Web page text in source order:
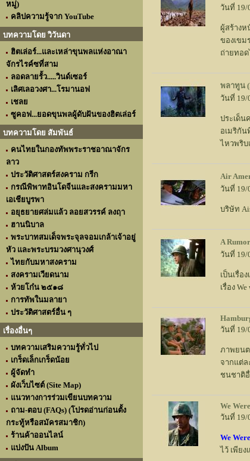
หมู่)
คลิปความรู้จาก YouTube
บทความโดย วิวันดา
ฮิตเล่อร์...และเหล่าขุนพลแห่งอาณา
จักรไรค์ซที่สาม
ลอดลายรั้ว.....วินด์เซอร์
เลิศเลอวงศา...โรมานอฟ
เชลย
ซูคอฟ...ยอดขุนพลผู้ดับฝันของฮิตเล่อร์
บทความโดย สัมพันธ์
คนไทยในกองทัพพระราชอาณาจักร
ลาว
ประวัติศาสตร์สงคราม กรีก
กรณีพิพาทอินโดจีนและสงครามมหา
เอเชียบูรพา
อยุธยายศล่มแล้ว ลอยสวรรค์ ลงฤา
ฮานนิบาล
พระบาทสมเด็จพระจุลจอมเกล้าเจ้าอยู่
หัว และพระบรมวงศานุวงศ์
ไทยกับมหาสงคราม
สงครามเวียดนาม
ห้วยโก๋น ๒๕๑๘
การทัพในมลายา
ประวัติศาสตร์อื่น ๆ
เรื่องอื่นๆ
บทความเสริมความรู้ทั่วไป
เกร็ดเล็กเกร็ดน้อย
ผู้จัดทำ
ผังเว็บไซต์ (Site Map)
แนวทางการร่วมเขียนบทความ
ถาม-ตอบ (FAQs) (โปรดอ่านก่อนตั้ง
กระทู้หรือสมัครสมาชิก)
ร้านค้าออนไลน์
แบ่งปัน Album
วันที่ 19/
ผู้สร้างห
ของเขม
ถ่ายทอด
พลาทูน
วันที่ 19/
ประเด็น
อเมริกั
ไหวพริบ
Air
วันที่ 19/
บริษัท
A
วันที่ 19/
เป็นเรื่อ
เรื่อง
วันที่ 19/
ภาพยนต
จากแต่
ชนชาติ
We
วันที่ 19/
We
ไว้ เพีย